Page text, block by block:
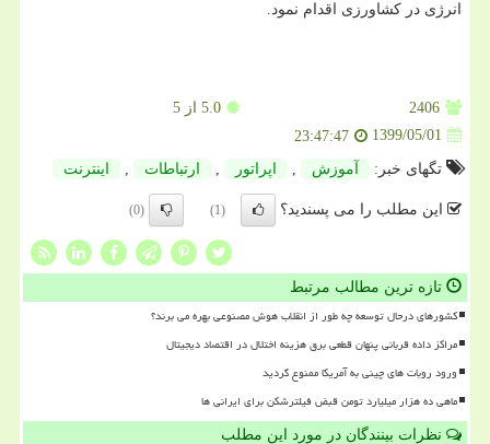
انرژی در کشاورزی اقدام نمود.
2406
5.0 از 5
1399/05/01
23:47:47
تگهای خبر:
آموزش اپراتور ارتباطات اینترنت
این مطلب را می پسندید؟ (1)
(0)
تازه ترین مطالب مرتبط
کشورهای درحال توسعه چه طور از انقلاب هوش مصنوعی بهره می برند؟
مراکز داده قربانی پنهان قطعی برق هزینه اختلال در اقتصاد دیجیتال
ورود روبات های چینی به آمریکا ممنوع گردید
ماهی ده هزار میلیارد تومن قبض فیلترشکن برای ایرانی ها
نظرات بینندگان در مورد این مطلب